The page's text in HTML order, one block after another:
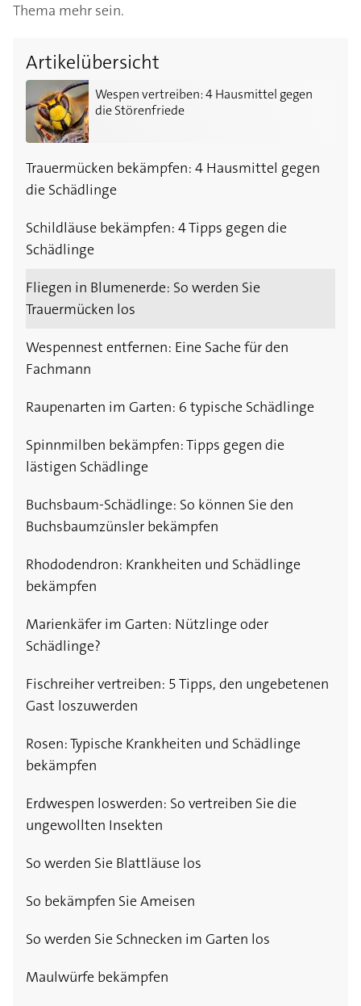
Thema mehr sein.
Artikelübersicht
Wespen vertreiben: 4 Hausmittel gegen
die Störenfriede
Wespen vertreiben: 4 Hausmittel gegen die
Trauermücken bekämpfen: 4 Hausmittel gegen
die Schädlinge
Schildläuse bekämpfen: 4 Tipps gegen die
Schädlinge
Fliegen in Blumenerde: So werden Sie
Trauermücken los
Wespennest entfernen: Eine Sache für den
Fachmann
Raupenarten im Garten: 6 typische Schädlinge
Spinnmilben bekämpfen: Tipps gegen die
lästigen Schädlinge
Buchsbaum-Schädlinge: So können Sie den
Buchsbaumzünsler bekämpfen
Rhododendron: Krankheiten und Schädlinge
bekämpfen
Marienkäfer im Garten: Nützlinge oder
Schädlinge?
Fischreiher vertreiben: 5 Tipps, den ungebetenen
Gast loszuwerden
Rosen: Typische Krankheiten und Schädlinge
bekämpfen
Erdwespen loswerden: So vertreiben Sie die
ungewollten Insekten
So werden Sie Blattläuse los
So bekämpfen Sie Ameisen
So werden Sie Schnecken im Garten los
Maulwürfe bekämpfen